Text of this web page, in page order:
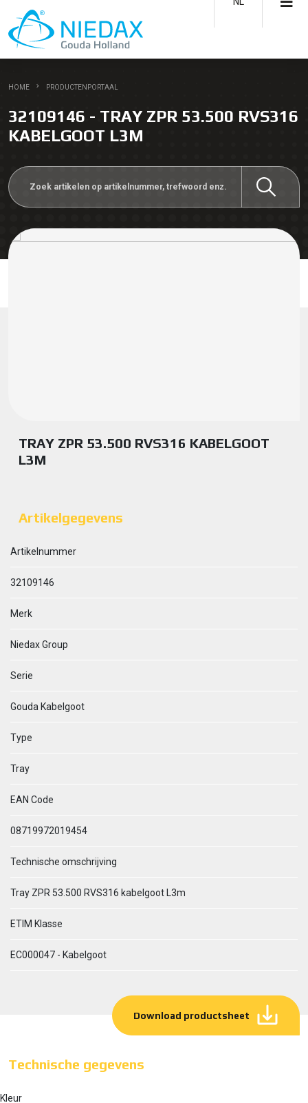
HOME PRODUCTENPORTAAL
32109146 - TRAY ZPR 53.500 RVS316
KABELGOOT L3M
TRAY ZPR 53.500 RVS316 KABELGOOT
L3M
Artikelgegevens
Artikelnummer
32109146
Merk
Niedax Group
Serie
Gouda Kabelgoot
Type
Tray
EAN Code
08719972019454
Technische omschrijving
Tray ZPR 53.500 RVS316 kabelgoot L3m
ETIM Klasse
EC000047 - Kabelgoot
Download productsheet
Technische gegevens
Kleur